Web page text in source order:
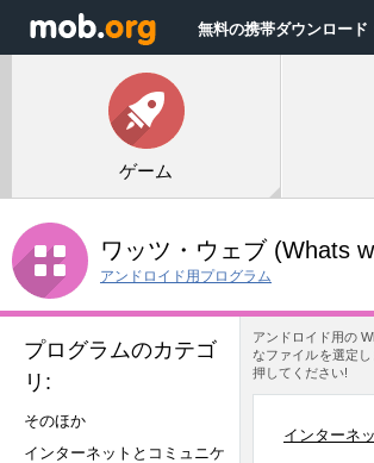
無料の携帯ダウンロード
ゲーム
ワッツ・ウェブ(Whats
アンドロイド用プログラム
プログラムのカテゴ
リ:
そのほか
インターネットとコミュニケ
アンドロイド用の
なファイルを選定
押してください!
インターネ